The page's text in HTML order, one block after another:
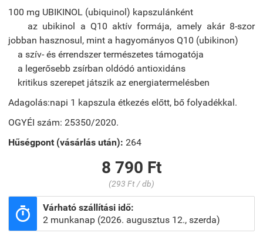
100 mg UBIKINOL (ubiquinol) kapszulánként
az ubikinol a Q10 aktív formája, amely akár 8-szor
jobban hasznosul, mint a hagyományos Q10 (ubikinon)
a szív- és érrendszer természetes támogatója
a legerősebb zsírban oldódó antioxidáns
kritikus szerepet játszik az energiatermelésben
Adagolás:napi 1 kapszula étkezés előtt, bő folyadékkal.
OGYÉI szám: 25350/2020.
Hűségpont (vásárlás után): 264
8 790 Ft
(293 Ft / db)

Várható szállítási idő:
2 munkanap (2026. augusztus 12., szerda)